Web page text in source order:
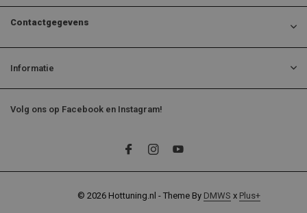
Contactgegevens
Informatie
Volg ons op Facebook en Instagram!
© 2026 Hottuning.nl - Theme By DMWS x Plus+